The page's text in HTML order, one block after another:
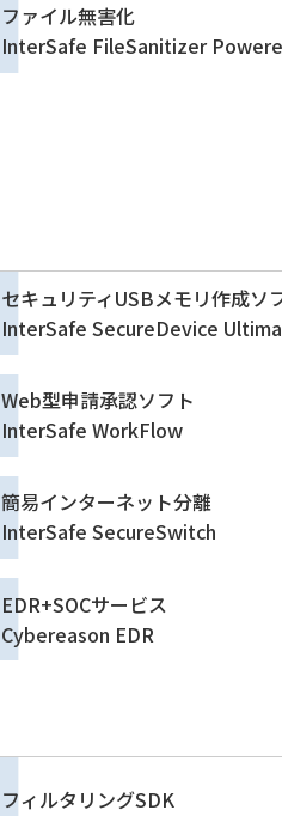
ファイル無害化
InterSafe FileSanitizer
セキュリティUSBメモリ作成ソ
InterSafe SecureDevice
Web型申請承認ソフト
InterSafe WorkFlow
簡易インターネット分離
InterSafe SecureSwitch
EDR+SOCサービス
Cybereason EDR
フィルタリングSDK